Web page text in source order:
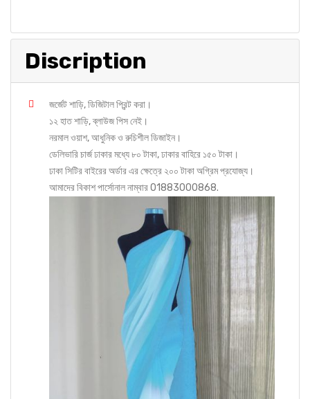
Discription
জর্জেট শাড়ি, ডিজিটাল প্রিন্ট করা।
১২ হাত শাড়ি, ব্লাউজ পিস নেই।
নরমাল ওয়াশ, আধুনিক ও রুচিশীল ডিজাইন।
ডেলিভারি চার্জ ঢাকার মধ্যে ৮০ টাকা, ঢাকার বাহিরে ১৫০ টাকা।
ঢাকা সিটির বাইরের অর্ডার এর ক্ষেত্রে ২০০ টাকা অগ্রিম প্রযোজ্য।
আমাদের বিকাশ পার্সোনাল নাম্বার 01883000868.